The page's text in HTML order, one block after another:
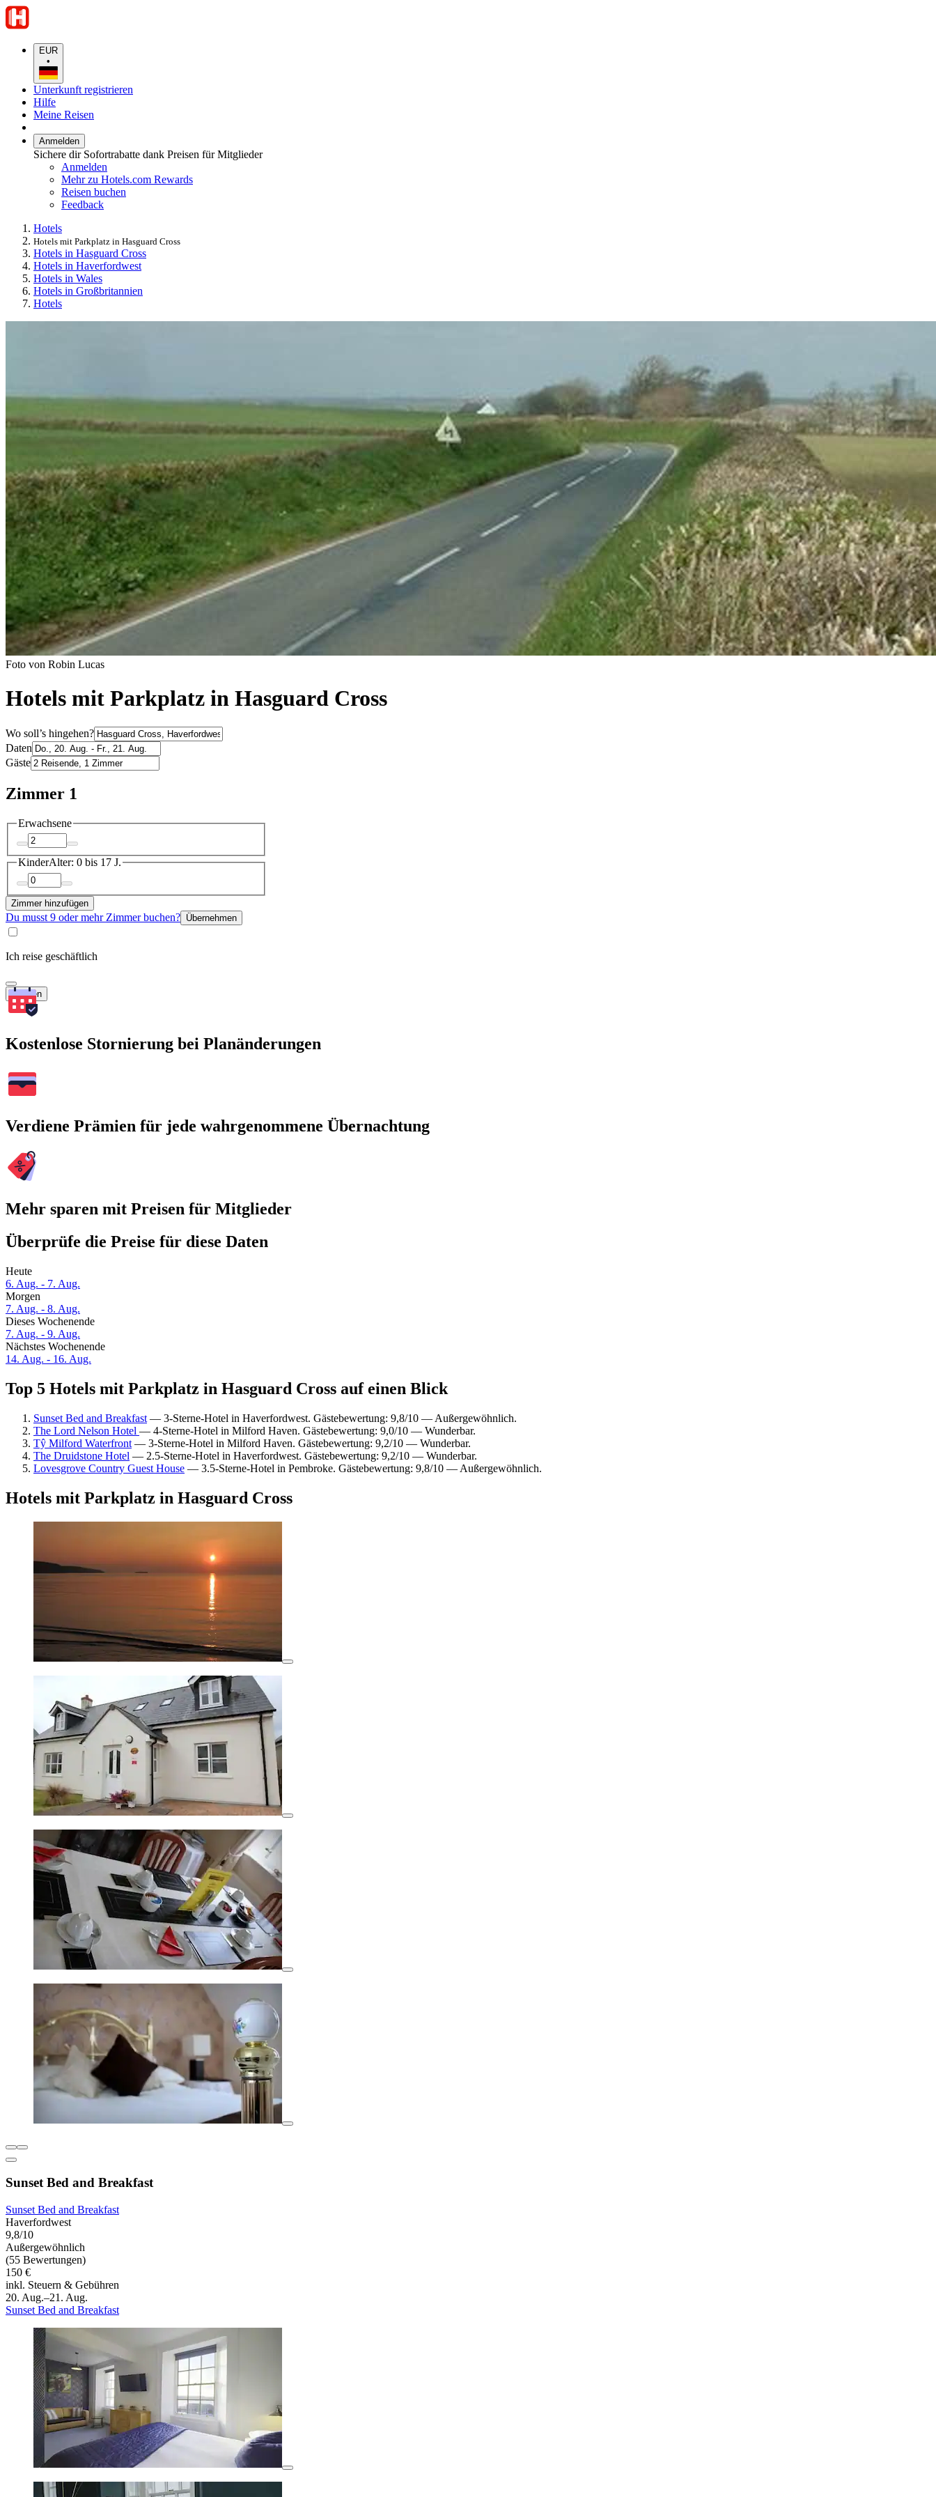
EUR
•
Unterkunft registrieren
Hilfe
Meine Reisen
Anmelden
Sichere dir Sofortrabatte dank Preisen für Mitglieder
Anmelden
Mehr zu Hotels.com Rewards
Reisen buchen
Feedback
Hotels
Hotels mit Parkplatz in Hasguard Cross
Hotels in Hasguard Cross
Hotels in Haverfordwest
Hotels in Wales
Hotels in Großbritannien
Hotels
Foto von Robin Lucas
Hotels mit Parkplatz in Hasguard Cross
Wo soll’s hingehen?
Daten
Gäste
Zimmer 1
Erwachsene
KinderAlter: 0 bis 17 J.
Zimmer hinzufügen
Du musst 9 oder mehr Zimmer buchen? Übernehmen
Ich reise geschäftlich
Suchen
Kostenlose Stornierung bei Planänderungen
Verdiene Prämien für jede wahrgenommene Übernachtung
Mehr sparen mit Preisen für Mitglieder
Überprüfe die Preise für diese Daten
Heute
6. Aug. - 7. Aug.
Morgen
7. Aug. - 8. Aug.
Dieses Wochenende
7. Aug. - 9. Aug.
Nächstes Wochenende
14. Aug. - 16. Aug.
Top 5 Hotels mit Parkplatz in Hasguard Cross auf einen Blick
Sunset Bed and Breakfast — 3-Sterne-Hotel in Haverfordwest. Gästebewertung: 9,8/10 — Außergewöhnlich.
The Lord Nelson Hotel — 4-Sterne-Hotel in Milford Haven. Gästebewertung: 9,0/10 — Wunderbar.
Tŷ Milford Waterfront — 3-Sterne-Hotel in Milford Haven. Gästebewertung: 9,2/10 — Wunderbar.
The Druidstone Hotel — 2.5-Sterne-Hotel in Haverfordwest. Gästebewertung: 9,2/10 — Wunderbar.
Lovesgrove Country Guest House — 3.5-Sterne-Hotel in Pembroke. Gästebewertung: 9,8/10 — Außergewöhnlich.
Hotels mit Parkplatz in Hasguard Cross
Sunset Bed and Breakfast
Sunset Bed and Breakfast
Haverfordwest
9,8/10
Außergewöhnlich
(55 Bewertungen)
150 €
inkl. Steuern & Gebühren
20. Aug.–21. Aug.
Sunset Bed and Breakfast